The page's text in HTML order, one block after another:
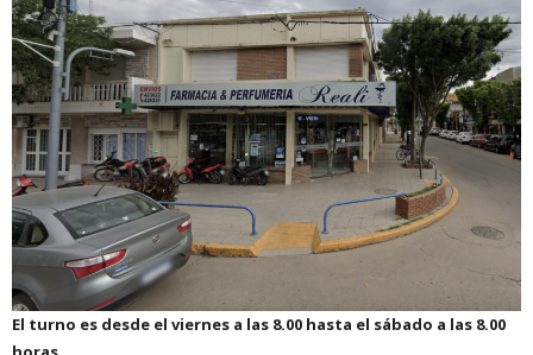
El turno es desde el viernes a las 8.00 hasta el sábado a las 8.00